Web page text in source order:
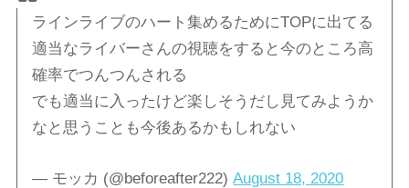
ラインライブのハート集めるためにTOPに出てる
適当なライバーさんの視聴をすると今のところ高
確率でつんつんされる
でも適当に入ったけど楽しそうだし見てみようか
なと思うことも今後あるかもしれない
— モッカ (@beforeafter222)August 18, 2020